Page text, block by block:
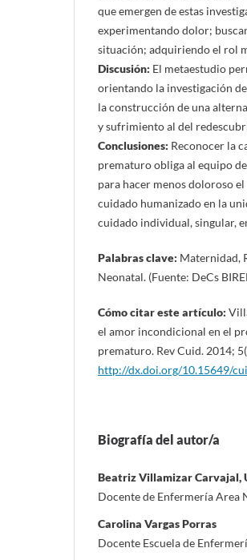
que emergen de estas
experimentando dolor;
situación; adquiriendo el rol
Discusión: El metaestudio
orientando la investigación
la construcción de una
y sufrimiento al del
Conclusiones: Reconocer la
prematuro obliga al equipo
para hacer menos doloroso
cuidado humanizado en la
cuidado individual, singular,
Palabras clave: Maternidad,
Neonatal. (Fuente: DeCs
Cómo citar este artículo:
el amor incondicional en el
prematuro. Rev Cuid. 2014;
http://dx.doi.org/10.15649/
Biografía del autor/a
Beatriz Villamizar Carvajal,
Docente de Enfermería Area
Carolina Vargas Porras
Docente Escuela de